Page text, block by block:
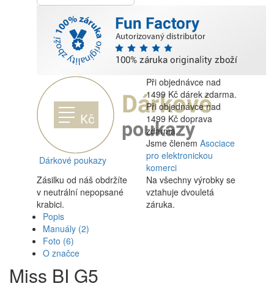
Dárkové poukazy
Při objednávce nad
1499 Kč dárek zdarma.
Při objednávce nad
1499 Kč doprava
zdarma.
Jsme členem Asociace
pro elektronickou
komerci
Zásilku od náš obdržíte
v neutrální nepopsané
krabici.
Na všechny výrobky se
vztahuje dvouletá
záruka.
Popis
Manuály (2)
Foto (6)
O značce
Miss BI G5